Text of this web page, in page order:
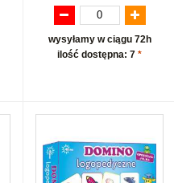
wysyłamy w ciągu 72h
ilość dostępna: 7 *